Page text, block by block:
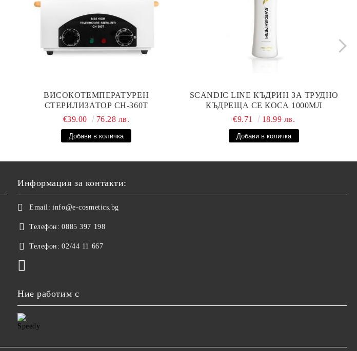
ВИСОКОТЕМПЕРАТУРЕН
СТЕРИЛИЗАТОР CH-360T
€39.00
76.28 лв.
SCANDIC LINE КЪДРИН ЗА ТРУДНО
КЪДРЕЩА СЕ КОСА 1000МЛ
€9.71
18.99 лв.
Информация за контакти:
Email: info@e-cosmetics.bg
Телефон: 0885 397 198
Телефон: 02/44 11 667
Ние работим с